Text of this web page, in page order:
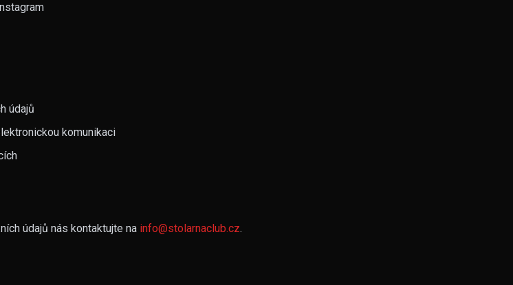
údajů
komunikaci
údajů nás kontaktujte na info@stolarnaclub.cz.